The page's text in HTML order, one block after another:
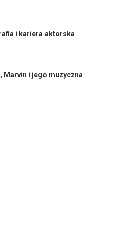
i kariera aktorska
Marvin i jego muzyczna